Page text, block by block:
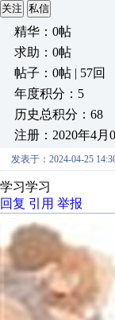
关注 私信
精华：0帖
求助：0帖
帖子：0帖 | 57回
年度积分：5
历史总积分：68
注册：2020年4月
发表于：2024-04-25
学习学习
回复 引用 举报